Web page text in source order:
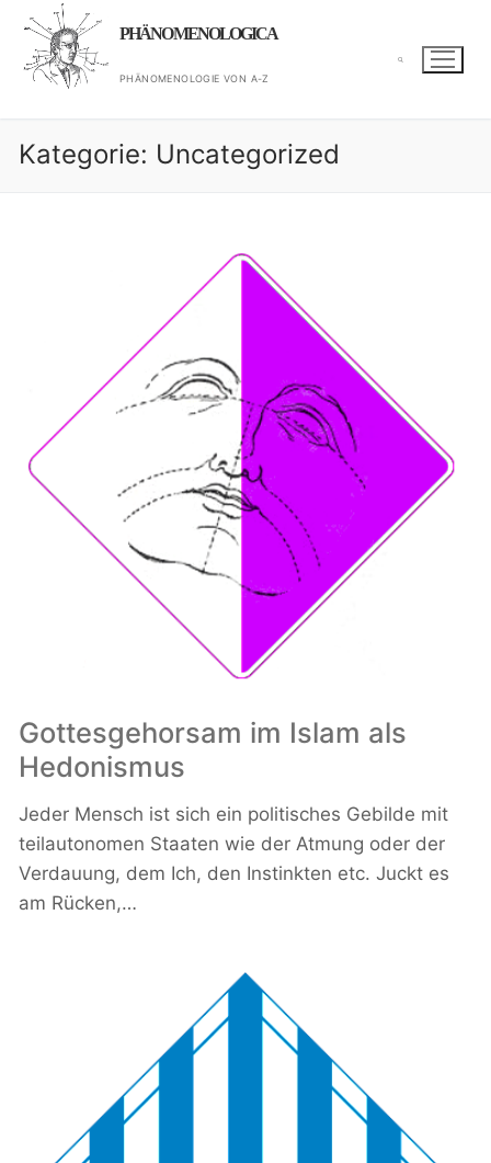
Zum
Inhalt
springen
PHÄNOMENOLOGICA
PHÄNOMENOLOGIE VON A-Z
Suchen nach:
Kategorie: Uncategorized
Gottesgehorsam im Islam als
Hedonismus
Jeder Mensch ist sich ein politisches Gebilde mit
teilautonomen Staaten wie der Atmung oder der
Verdauung, dem Ich, den Instinkten etc. Juckt es
am Rücken,…